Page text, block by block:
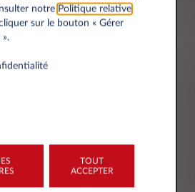
de vos données
notre Politique relative
sur le bouton « Gérer
TOUT
ACCEPTER